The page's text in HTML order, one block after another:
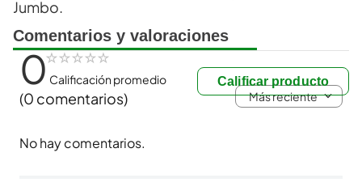
Jumbo.
Comentarios y valoraciones
Calificar producto
☆☆☆☆☆
0Calificación promedio
(0 comentarios) Más reciente
No hay comentarios.